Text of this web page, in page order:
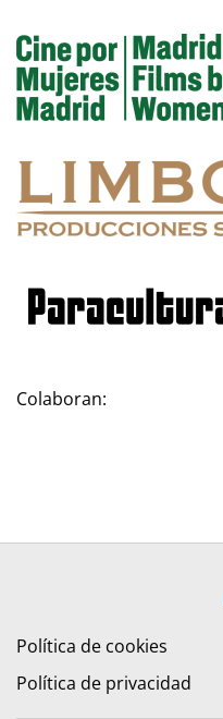
Colaboran:
Política de cookies
Política de privacidad